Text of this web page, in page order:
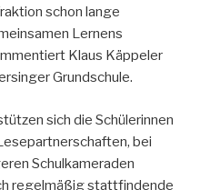
schon lange
Lernens
Klaus Käppeler
Grundschule.
sich die Schülerinnen
bei
Schulkameraden
regelmäßig stattfindende